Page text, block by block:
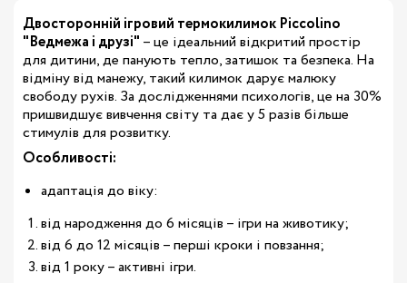
Двосторонній ігровий термокилимок Piccolino
"Ведмежа і друзі" – це ідеальний відкритий простір
для дитини, де панують тепло, затишок та безпека. На
відміну від манежу, такий килимок дарує малюку
свободу рухів. За дослідженнями психологів, це на 30%
пришвидшує вивчення світу та дає у 5 разів більше
стимулів для розвитку.
Особливості:
адаптація до віку:
від народження до 6 місяців – ігри на животику;
від 6 до 12 місяців – перші кроки і повзання;
від 1 року – активні ігри.